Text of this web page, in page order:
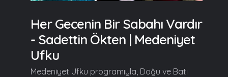
Her Gecenin Bir Sabahı Vardır
- Sadettin Ökten | Medeniyet
Ufku
Medeniyet Ufku programıyla, Doğu ve Batı